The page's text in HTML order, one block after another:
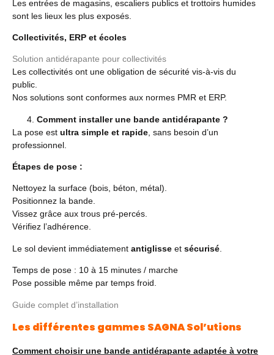
Les entrées de magasins, escaliers publics et trottoirs humides
sont les lieux les plus exposés.
Collectivités, ERP et écoles
Solution antidérapante pour collectivités
Les collectivités ont une obligation de sécurité vis-à-vis du
public.
Nos solutions sont conformes aux normes PMR et ERP.
Comment installer une bande antidérapante ?
La pose est ultra simple et rapide , sans besoin d’un
professionnel.
Étapes de pose :
Nettoyez la surface (bois, béton, métal).
Positionnez la bande.
Vissez grâce aux trous pré-percés.
Vérifiez l’adhérence.
Le sol devient immédiatement antiglisse et sécurisé
Temps de pose : 10 à 15 minutes / marche
Pose possible même par temps froid.
Guide complet d’installation
Les différentes gammes SAGNA Sol’utions
Comment choisir une bande antidérapante adaptée à votre